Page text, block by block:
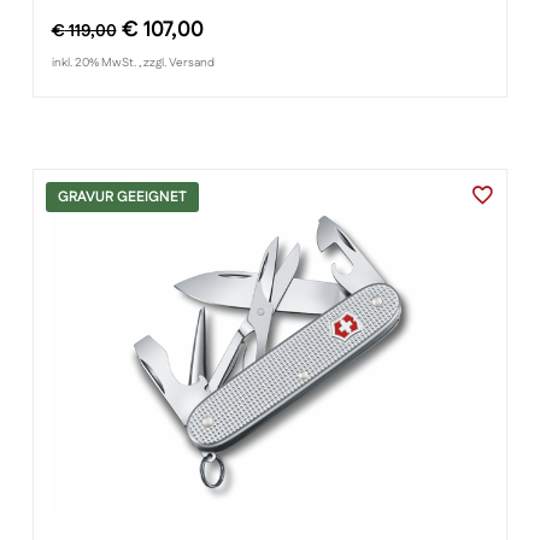
€119,00 Ursprünglicher
Preis
€107,00Aktueller
Preis
inkl. 20% MwSt. , zzgl. Versand
GRAVUR GEEIGNET